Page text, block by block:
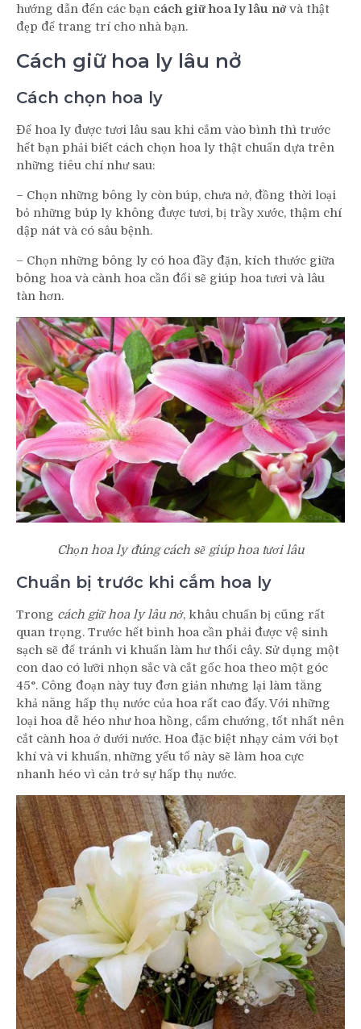
hướng dẫn đến các bạn cách giữ hoa ly lâu nởvà thật
đẹp để trang trí cho nhà bạn.
Cách giữ hoa ly lâu nở
Cách chọn hoa ly
Để hoa ly được tươi lâu sau khi cắm vào bình thì trước
hết bạn phải biết cách chọn hoa ly thật chuẩn dựa trên
những tiêu chí như sau:
– Chọn những bông ly còn búp, chưa nở, đồng thời loại
bỏ những búp ly không được tươi, bị trầy xước, thậm chí
dập nát và có sâu bệnh.
– Chọn những bông ly có hoa đầy đặn, kích thước giữa
bông hoa và cành hoa cần đối sẽ giúp hoa tươi và lâu
tàn hơn.
Chọn hoa ly đúng cách sẽ giúp hoa tươi lâu
Chuẩn bị trước khi cắm hoa ly
Trong cách giữ hoa ly lâu nở, khâu chuẩn bị cũng rất
quan trọng. Trước hết bình hoa cần phải được vệ sinh
sạch sẽ để tránh vi khuẩn làm hư thối cây. Sử dụng một
con dao có lưỡi nhọn sắc và cắt gốc hoa theo một góc
45°. Công đoạn này tuy đơn giản nhưng lại làm tăng
khả năng hấp thụ nước của hoa rất cao đấy. Với những
loại hoa dễ héo như hoa hồng, cẩm chướng, tốt nhất nên
cắt cành hoa ở dưới nước. Hoa đặc biệt nhạy cảm với bọt
khí và vi khuẩn, những yếu tố này sẽ làm hoa cực
nhanh héo vì cản trở sự hấp thụ nước.